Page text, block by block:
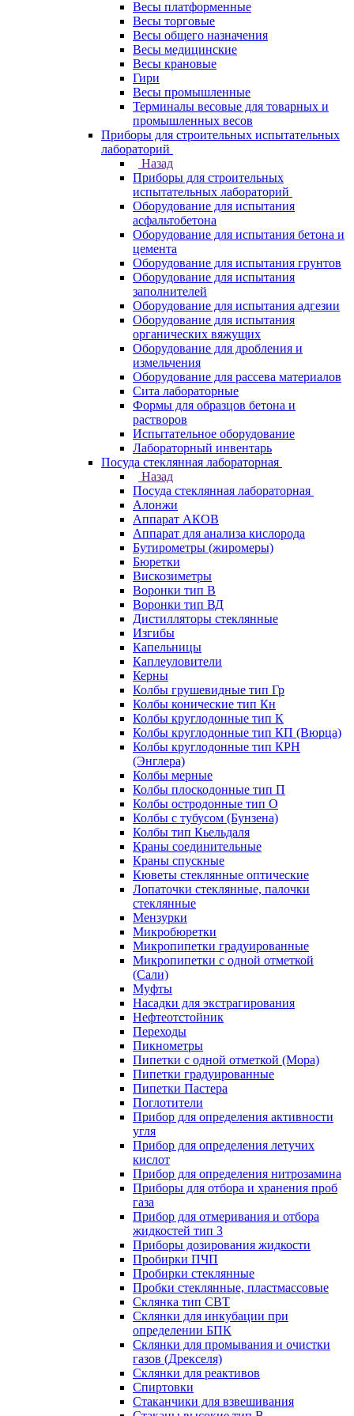
Весы платформенные
Весы торговые
Весы общего назначения
Весы медицинские
Весы крановые
Гири
Весы промышленные
Терминалы весовые для товарных и
промышленных весов
Приборы для строительных испытательных
лабораторий
Назад
Приборы для строительных
испытательных лабораторий
Оборудование для испытания
асфальтобетона
Оборудование для испытания бетона и
цемента
Оборудование для испытания грунтов
Оборудование для испытания
заполнителей
Оборудование для испытания адгезии
Оборудование для испытания
органических вяжущих
Оборудование для дробления и
измельчения
Оборудование для рассева материалов
Сита лабораторные
Формы для образцов бетона и
растворов
Испытательное оборудование
Лабораторный инвентарь
Посуда стеклянная лабораторная
Назад
Посуда стеклянная лабораторная
Алонжи
Аппарат АКОВ
Аппарат для анализа кислорода
Бутирометры (жиромеры)
Бюретки
Вискозиметры
Воронки тип В
Воронки тип ВД
Дистилляторы стеклянные
Изгибы
Капельницы
Каплеуловители
Керны
Колбы грушевидные тип Гр
Колбы конические тип Кн
Колбы круглодонные тип К
Колбы круглодонные тип КП (Вюрца)
Колбы круглодонные тип КРН
(Энглера)
Колбы мерные
Колбы плоскодонные тип П
Колбы остродонные тип О
Колбы с тубусом (Бунзена)
Колбы тип Кьельдаля
Краны соединительные
Краны спускные
Кюветы стеклянные оптические
Лопаточки стеклянные, палочки
стеклянные
Мензурки
Микробюретки
Микропипетки градуированные
Микропипетки с одной отметкой
(Сали)
Муфты
Насадки для экстрагирования
Нефтеотстойник
Переходы
Пикнометры
Пипетки с одной отметкой (Мора)
Пипетки градуированные
Пипетки Пастера
Поглотители
Прибор для определения активности
угля
Прибор для определения летучих
кислот
Прибор для определения нитрозамина
Приборы для отбора и хранения проб
газа
Прибор для отмеривания и отбора
жидкостей тип 3
Приборы дозирования жидкости
Пробирки ПЧП
Пробирки стеклянные
Пробки стеклянные, пластмассовые
Склянка тип СВТ
Склянки для инкубации при
определении БПК
Склянки для промывания и очистки
газов (Дрекселя)
Склянки для реактивов
Спиртовки
Стаканчики для взвешивания